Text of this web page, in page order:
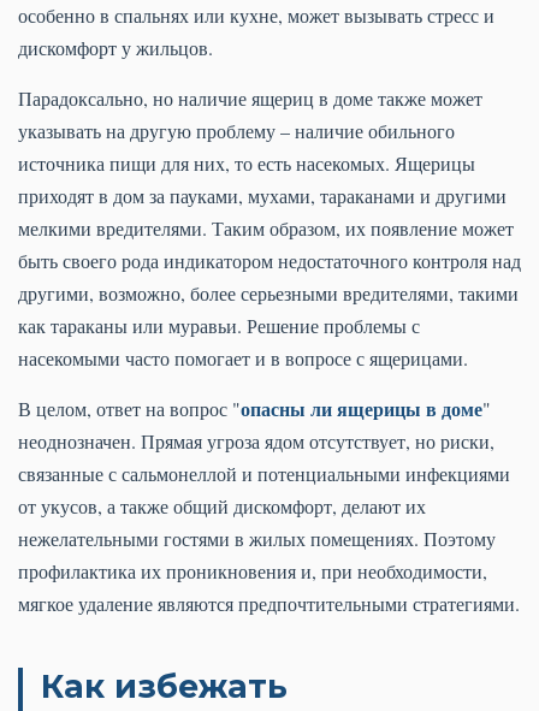
особенно в спальнях или кухне, может вызывать стресс и
дискомфорт у жильцов.
Парадоксально, но наличие ящериц в доме также может
указывать на другую проблему – наличие обильного
источника пищи для них, то есть насекомых. Ящерицы
приходят в дом за пауками, мухами, тараканами и другими
мелкими вредителями. Таким образом, их появление может
быть своего рода индикатором недостаточного контроля над
другими, возможно, более серьезными вредителями, такими
как тараканы или муравьи. Решение проблемы с
насекомыми часто помогает и в вопросе с ящерицами.
В целом, ответ на вопрос "опасны ли ящерицы в доме"
неоднозначен. Прямая угроза ядом отсутствует, но риски,
связанные с сальмонеллой и потенциальными инфекциями
от укусов, а также общий дискомфорт, делают их
нежелательными гостями в жилых помещениях. Поэтому
профилактика их проникновения и, при необходимости,
мягкое удаление являются предпочтительными стратегиями.
Как избежать